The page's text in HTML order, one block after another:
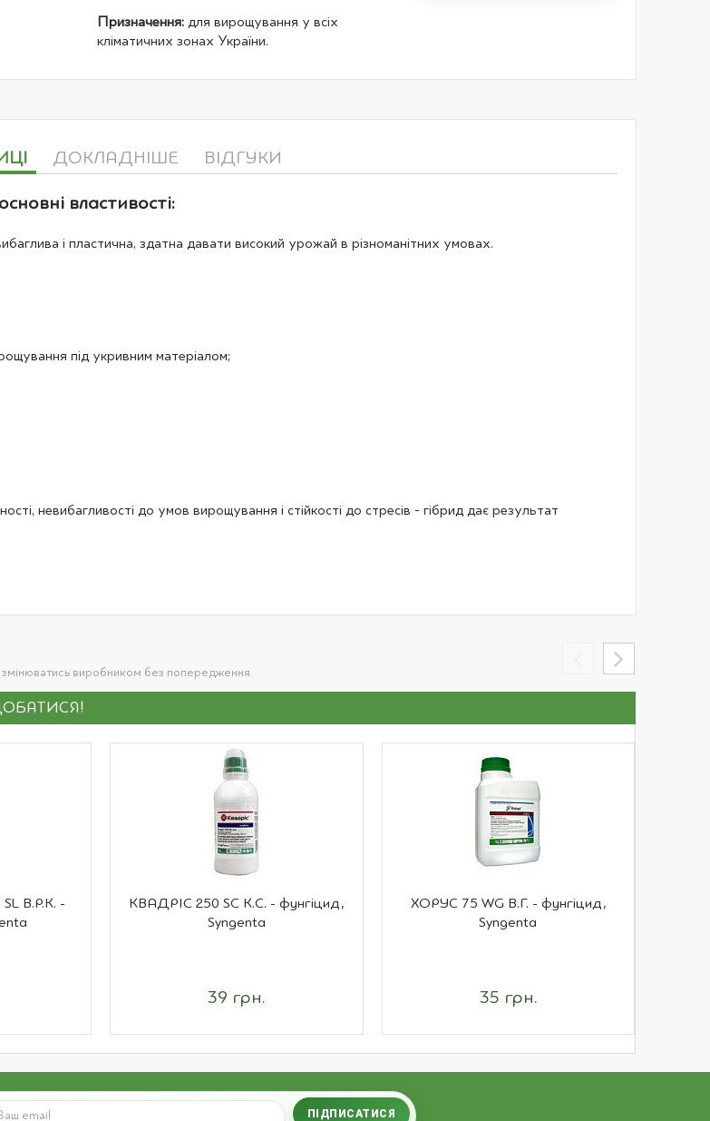
Призначення:для вирощування у всіх
кліматичних зонах України.
властивості:
і пластична, здатна давати високий урожай в різноманітних умовах.
під укривним матеріалом;
невибагливості до умов вирощування і стійкості до стресів - гібрид дає результат
ДОКЛАДНІШЕ ВІДГУКИ
змінюватись виробником без попередження.
В.Р.К. -
КВАДРІС 250 SC К.С. - фунгіцид,
Syngenta
39 грн.
ХОРУС 75 WG В.Г. - фунгіцид,
Syngenta
35 грн.
ПІДПИСАТИСЯ